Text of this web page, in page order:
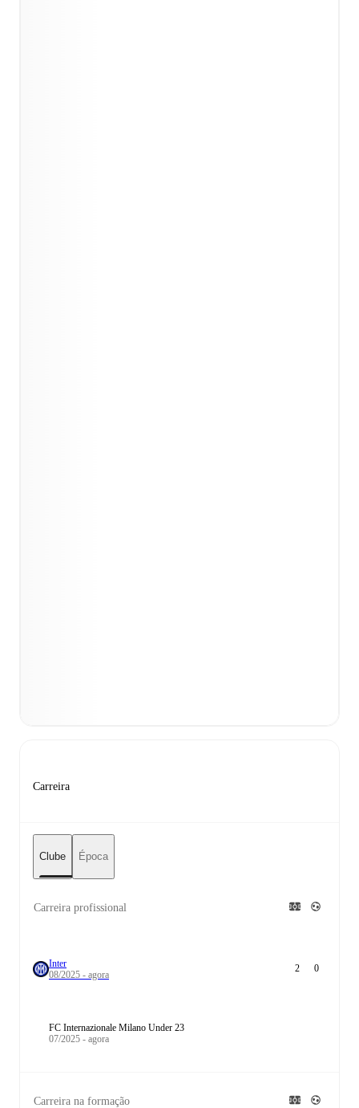
Carreira
Clube Época
Carreira profissional
Inter
08/2025 - agora
2 0
FC Internazionale Milano Under 23
07/2025 - agora
Carreira na formação